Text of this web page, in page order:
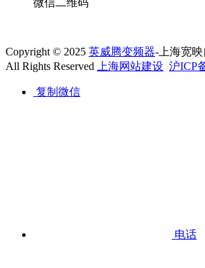
微信二维码
Copyright © 2025 英威腾变频器-上海宽
All Rights Reserved
上海网站建设 沪ICP
复制微信
电话